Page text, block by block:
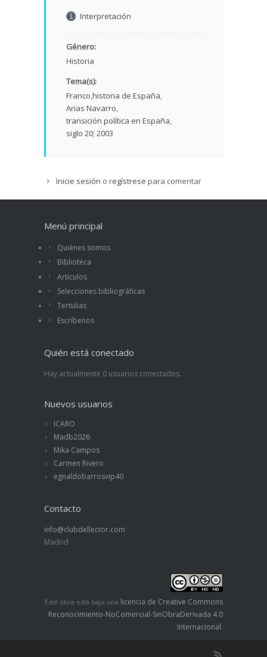
Interpretación
Género:
Historia
Tema(s):
Franco historia de España
Arias Navarro
transición política en España
siglo 20; 2003
Inicie sesión o regístrese para comentar
Menú principal
Quiénes somos
Biblioteca
Artículos
Selecciones bibliográficas
Tertulias
Escríbenos
Quién está conectado
Hay actualmente 0 usuarios conectados.
Nuevos usuarios
ICARO
Madb2026
Mika Campos
Carmen Rivero
egnaldobarrosvip40
Contacto
info@clubdellector.com
Madrid
Este obra está bajo una licencia de Creative Commons
Reconocimiento-NoComercial-SinObraDerivada 4.0
Internacional